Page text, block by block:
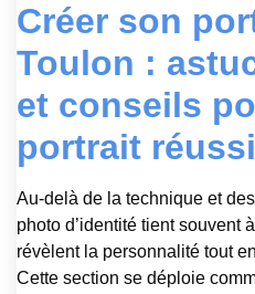
Créer son
Toulon :
et conseils
portrait réussi
Au-delà de la technique et
photo d’identité tient souvent
révèlent la personnalité tout
Cette section se déploie